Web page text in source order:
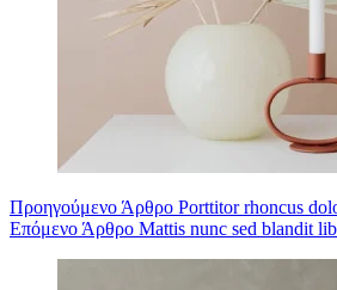
Προηγούμενο Άρθρο Porttitor rhoncus
Επόμενο Άρθρο Mattis nunc sed blandit